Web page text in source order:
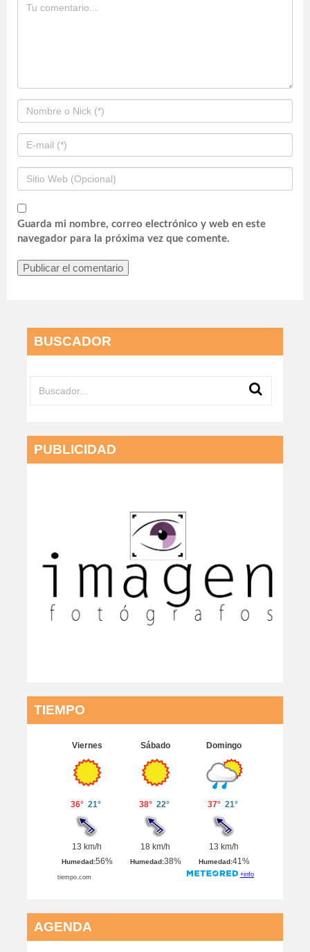
Guarda mi nombre, correo electrónico y web en este
navegador para la próxima vez que comente.
BUSCADOR
PUBLICIDAD
TIEMPO
AGENDA